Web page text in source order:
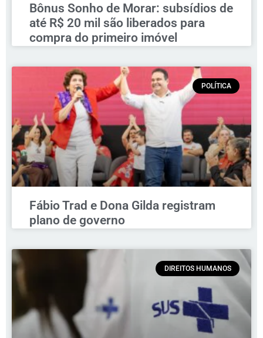
Bônus Sonho de Morar: subsídios de
até R$ 20 mil são liberados para
compra do primeiro imóvel
POLÍTICA
Fábio Trad e Dona Gilda registram
plano de governo
DIREITOS HUMANOS